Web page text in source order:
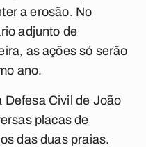
a erosão. No
adjunto de
as ações só serão
ano.
Defesa Civil de João
placas de
das duas praias.